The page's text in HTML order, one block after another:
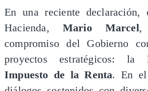
​En una reciente
Hacienda, Mario Marcel,
compromiso del Gobierno
proyectos estratégicos: la
Impuesto de la Renta. En el